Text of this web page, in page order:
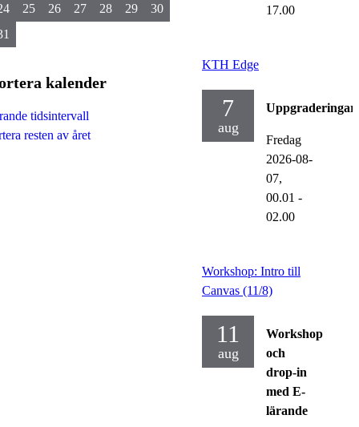
17.00
KTH Edge
7
aug
Uppgraderingar
Fredag
2026-08-
07,
00.01 -
02.00
Workshop: Intro till
Canvas (11/8)
11
aug
Workshop
och
drop-in
med E-
lärande
25 26 27 28 29
30
kalender
tidsintervall
resten av året